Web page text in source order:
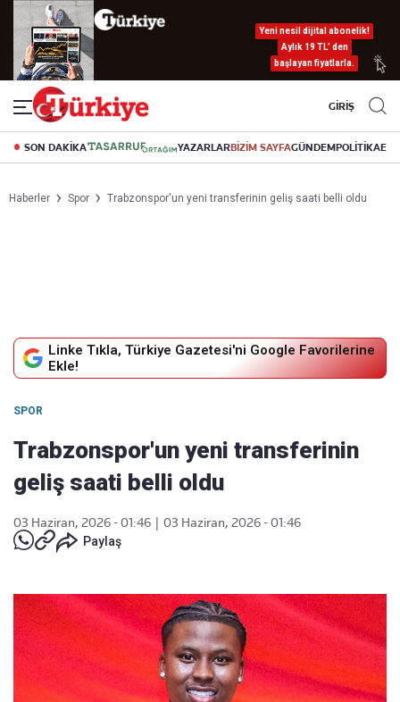
Yeni nesil dijital abonelik!
Aylık 19 TL’ den
başlayan fiyatlarla.
GİRİŞ
SON DAKİKA YAZARLARBİZİM SAYFAGÜNDEMPOLİTİKA
Haberler Spor Trabzonspor'un yeni transferinin geliş saati belli oldu
Linke Tıkla, Türkiye Gazetesi'ni Google Favorilerine
Ekle!
SPOR
Trabzonspor'un yeni transferinin
geliş saati belli oldu
03 Haziran, 2026 - 01:46
03 Haziran, 2026 - 01:46
Paylaş